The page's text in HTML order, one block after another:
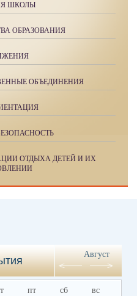
ШКОЛЫ
ОБРАЗОВАНИЯ
ОБЪЕДИНЕНИЯ
ОТДЫХА ДЕТЕЙ И ИХ
Август
пт сб вс